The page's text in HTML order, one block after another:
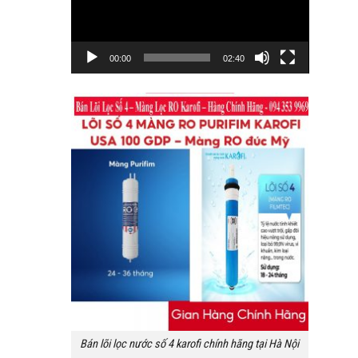
00:00 02:40
Bán lõi lọc nước số 4 karofi chính hãng tại Hà Nội